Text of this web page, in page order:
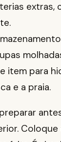
extras,
item para
e a praia.